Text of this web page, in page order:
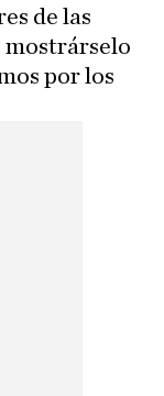
de las
mostrárselo
por los